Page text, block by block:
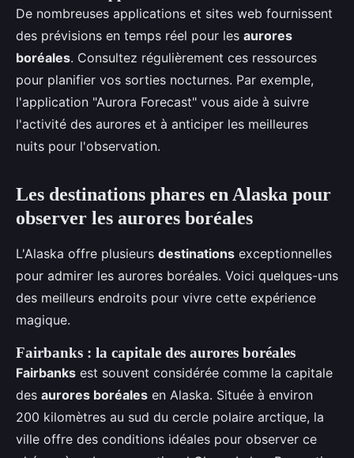
De nombreuses applications et sites web fournissent
des prévisions en temps réel pour les aurores
boréales. Consultez régulièrement ces ressources
pour planifier vos sorties nocturnes. Par exemple,
l'application "Aurora Forecast" vous aide à suivre
l'activité des aurores et à anticiper les meilleures
nuits pour l'observation.
Les destinations phares en Alaska pour
observer les aurores boréales
L'Alaska offre plusieurs destinations exceptionnelles
pour admirer les aurores boréales. Voici quelques-uns
des meilleurs endroits pour vivre cette expérience
magique.
Fairbanks : la capitale des aurores boréales
Fairbanks est souvent considérée comme la capitale
des aurores boréales en Alaska. Située à environ
200 kilomètres au sud du cercle polaire arctique, la
ville offre des conditions idéales pour observer ce